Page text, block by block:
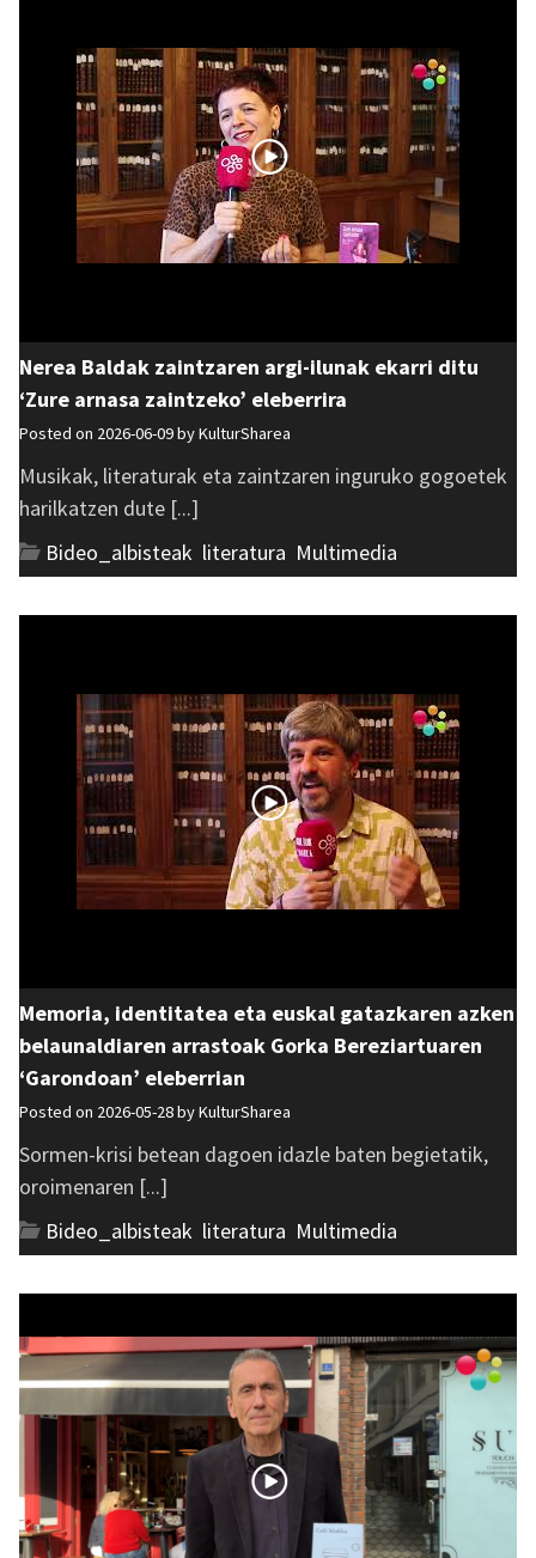
Nerea Baldak zaintzaren argi-ilunak ekarri ditu
‘Zure arnasa zaintzeko’ eleberrira
Posted on 2026-06-09 byKulturSharea
Musikak, literaturak eta zaintzaren inguruko gogoetek
harilkatzen dute [...]
Bideo_albisteak literatura Multimedia
Memoria, identitatea eta euskal gatazkaren azken
belaunaldiaren arrastoak Gorka Bereziartuaren
‘Garondoan’ eleberrian
Posted on 2026-05-28 byKulturSharea
Sormen-krisi betean dagoen idazle baten begietatik,
oroimenaren [...]
Bideo_albisteak literatura Multimedia